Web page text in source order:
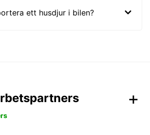
ett husdjur i bilen?